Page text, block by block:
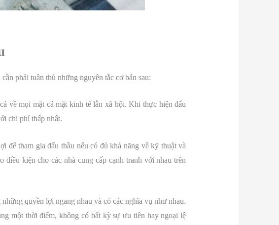
phải tuân thủ những nguyên tắc cơ bản sau:
về mọi mặt cả mặt kinh tế lẫn xã hội. Khi thực hiện đấu
chi phí thấp nhất.
để tham gia đấu thầu nếu có đủ khả năng về kỹ thuật và
kiện cho các nhà cung cấp cạnh tranh với nhau trên
quyền lợi ngang nhau và có các nghĩa vụ như nhau.
một thời điểm, không có bất kỳ sự ưu tiên hay ngoại lệ